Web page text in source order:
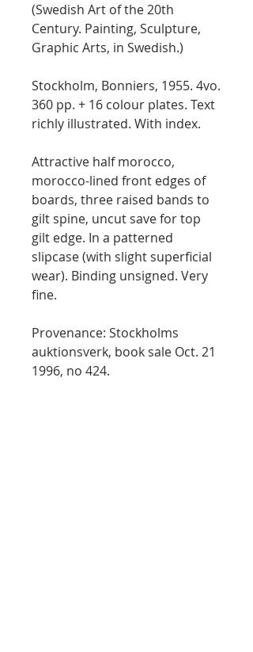
(Swedish Art of the 20th
Century. Painting, Sculpture,
Graphic Arts, in Swedish.)
Stockholm, Bonniers, 1955. 4vo.
360 pp. + 16 colour plates. Text
richly illustrated. With index.
Attractive half morocco,
morocco-lined front edges of
boards, three raised bands to
gilt spine, uncut save for top
gilt edge. In a patterned
slipcase (with slight superficial
wear). Binding unsigned. Very
fine.
Provenance: Stockholms
auktionsverk, book sale Oct. 21
1996, no 424.